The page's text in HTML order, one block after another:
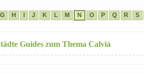
G H J K L M N O P Q R S
Guides zum Thema Calviá